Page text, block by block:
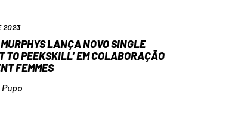
2023
LANÇA NOVO SINGLE
TO PEEKSKILL’ EM COLABORAÇÃO
FEMMES